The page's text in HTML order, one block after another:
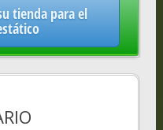
tienda para el